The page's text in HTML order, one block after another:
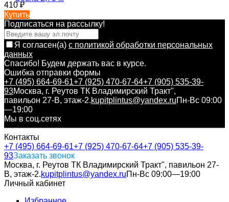
410₽
Купить
Подписаться на рассылкy!
Я согласен(a) с политикой обработки персональных
данных
Спасибо! Будем держать вас в курсе.
Ошибка отправки формы
+7 (495) 664-69-61+7 (925) 470-67-64+7 (905) 535-39-
93Москва, г. Реутов ТК Владимирский Тракт",
павильон 27-В, этаж-2.kupitplintus@yandex.ruПн-Вс 09:00
—19:00
Мы в соц.сетях
Контакты
+7 (495) 664-69-61+7 (925) 470-67-64+7 (905) 535-39-
93Заказать звонок
Москва, г. Реутов ТК Владимирский Тракт", павильон 27-
В, этаж-2.kupitplintus@yandex.ruПн-Вс 09:00—19:00
Личный кабинет